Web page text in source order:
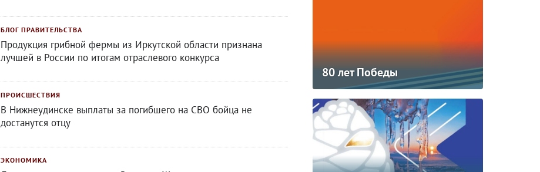
БЛОГ ПРАВИТЕЛЬСТВА
Продукция грибной фермы из Иркутской области признана
лучшей в России по итогам отраслевого конкурса
ПРОИСШЕСТВИЯ
В Нижнеудинске выплаты за погибшего на СВО бойца не
достанутся отцу
ЭКОНОМИКА
80 лет Победы